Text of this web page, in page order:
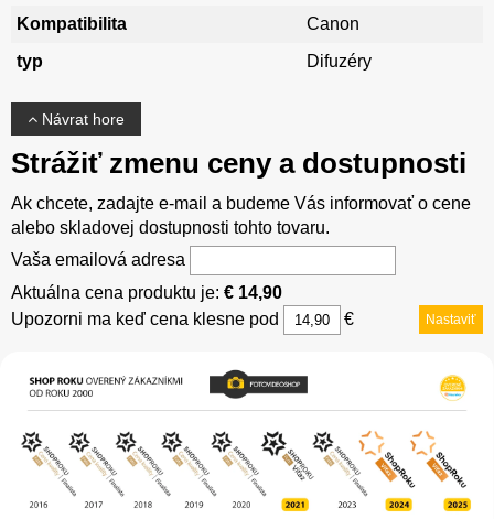
Kompatibilita
Canon
typ
Difuzéry
Návrat hore
Strážiť zmenu ceny a dostupnosti
Ak chcete, zadajte e-mail a budeme Vás informovať o cene
alebo skladovej dostupnosti tohto tovaru.
Vaša emailová adresa
Aktuálna cena produktu je: € 14,90
Upozorni ma keď cena klesne pod
€ Nastaviť